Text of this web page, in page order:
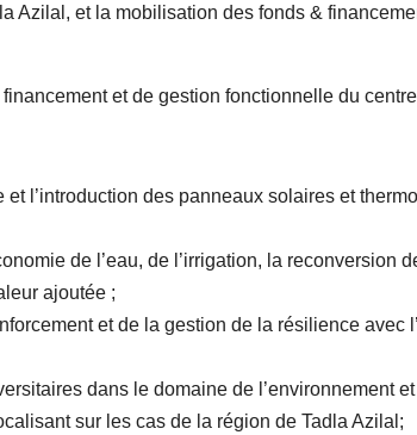
Azilal, et la mobilisation des fonds &
et de gestion fonctionnelle du
l’introduction des panneaux solaires et
de l’eau, de l’irrigation, la reconversion
ajoutée ;
et de la gestion de la résilience avec
dans le domaine de l’environnement
sur les cas de la région de Tadla Azilal;